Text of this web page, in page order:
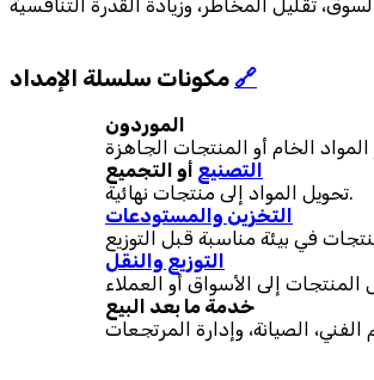
🔗
الموردون
التصنيع أو التجميع
تحويل المواد إلى منتجات نهائية.
التخزين والمستودعات
التوزيع والنقل
خدمة ما بعد البيع